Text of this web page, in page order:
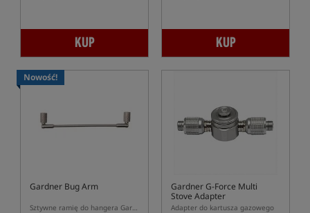
KUP KUP
Nowość!
Gardner Bug Arm
Sztywne ramię do hangera Gardner Bug Arm
Gardner G-Force Multi
Stove Adapter
Adapter do kartusza gazowego